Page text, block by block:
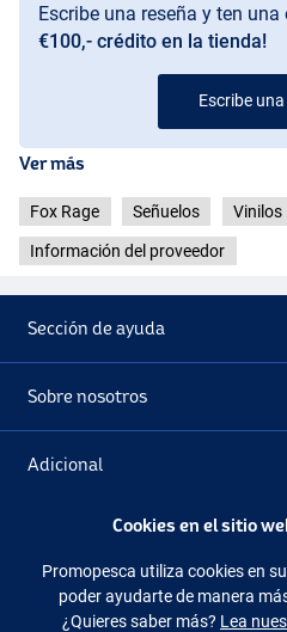
UV
UV Silver Halo
Escribe una reseña y ten
€100,- crédito en la tienda!
Escribe
Ver más
Fox Rage Señuelos Vinilos
Información del proveedor
Sección de ayuda
Sobre nosotros
Adicional
Síguenos Facebook
Cookies en el sitio
Promopesca utiliza cookies en
poder ayudarte de manera
¿Quieres saber más? Lea